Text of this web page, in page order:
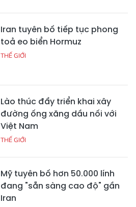
Iran tuyên bố tiếp tục phong
toả eo biển Hormuz
THẾ GIỚI
Lào thúc đẩy triển khai xây
đường ống xăng dầu nối với
Việt Nam
THẾ GIỚI
Mỹ tuyên bố hơn 50.000 lính
đang "sẵn sàng cao độ" gần
Iran